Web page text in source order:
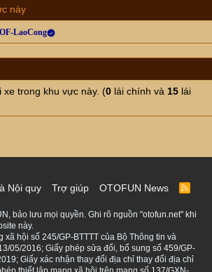
này
OF-LaoCong
xe trong khu vực này. (0 lái chính và 15 lái
Nội quy Trợ giúp OTOFUN News
R
S
bảo lưu mọi quyền. Ghi rõ nguồn "otofun.net" khi
này.
xã hội số 245/GP-BTTTT của Bộ Thông tin và
05/2016; Giấy phép sửa đổi, bổ sung số 459/GP-
Giấy xác nhận thay đổi địa chỉ thay đổi địa chỉ